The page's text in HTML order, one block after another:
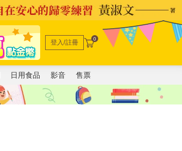
登入/註冊 0
日用食品 影音 售票